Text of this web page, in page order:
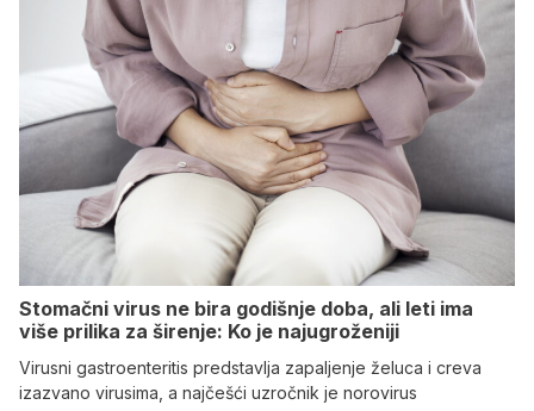
Stomačni virus ne bira godišnje doba, ali leti ima
više prilika za širenje: Ko je najugroženiji
Virusni gastroenteritis predstavlja zapaljenje želuca i creva
izazvano virusima, a najčešći uzročnik je norovirus